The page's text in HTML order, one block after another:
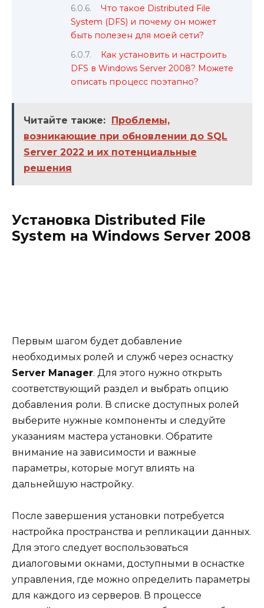
Что такое Distributed File
System (DFS) и почему он может
быть полезен для моей сети?
Как установить и настроить
DFS в Windows Server 2008? Можете
описать процесс поэтапно?
Читайте также:
Проблемы,
возникающие при обновлении до SQL
Server 2022 и их потенциальные
решения
Установка Distributed File
System на Windows Server 2008
Первым шагом будет добавление
необходимых ролей и служб через оснастку
Server Manager. Для этого нужно открыть
соответствующий раздел и выбрать опцию
добавления роли. В списке доступных ролей
выберите нужные компоненты и следуйте
указаниям мастера установки. Обратите
внимание на зависимости и важные
параметры, которые могут влиять на
дальнейшую настройку.
После завершения установки потребуется
настройка пространства и репликации данных.
Для этого следует воспользоваться
диалоговыми окнами, доступными в оснастке
управления, где можно определить параметры
для каждого из серверов. В процессе